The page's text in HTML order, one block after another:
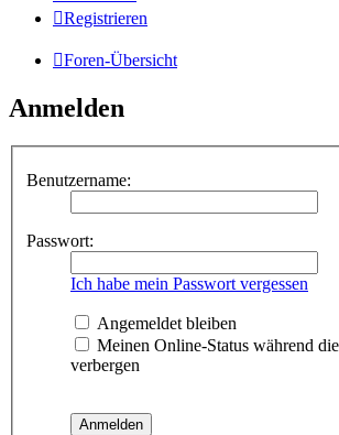
Registrieren
Foren-Übersicht
Anmelden
Benutzername:
Passwort:
Ich habe mein Passwort vergessen
Angemeldet bleiben
Meinen Online-Status während
verbergen